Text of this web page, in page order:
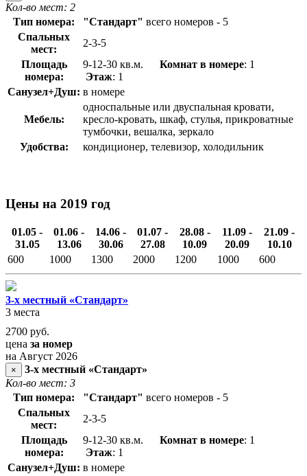
Кол-во мест: 2
Тип номера:
"Стандарт" всего номеров - 5
Спальных
мест:
2-3-5
Площадь
номера:
9-12-30 кв.м. Комнат в номере: 1
Этаж: 1
Санузел+Душ: в номере
Мебель:
односпальные или двуспальная кровати,
кресло-кровать, шкаф, стулья, прикроватные
тумбочки, вешалка, зеркало
Удобства:
кондиционер, телевизор, холодильник
Цены на 2019 год
01.05 -
31.05
01.06 -
13.06
14.06 -
30.06
01.07 -
27.08
28.08 -
10.09
11.09 -
20.09
21.09 -
10.10
600
1000 1300 2000 1200 1000 600
3-х местный «Стандарт»
3 места
2700 руб.
цена за номер
на Август 2026
×
3-х местный «Стандарт»
Кол-во мест: 3
Тип номера:
"Стандарт" всего номеров - 5
Спальных
мест:
2-3-5
Площадь
номера:
9-12-30 кв.м. Комнат в номере: 1
Этаж: 1
Санузел+Душ: в номере